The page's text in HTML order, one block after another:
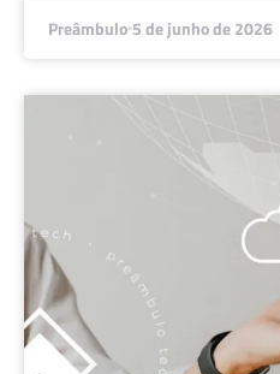
Preâmbulo 5 de junho de 2026